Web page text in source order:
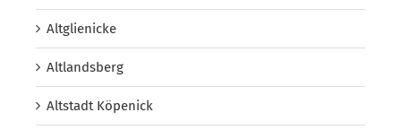
Altglienicke
Altlandsberg
Altstadt Köpenick